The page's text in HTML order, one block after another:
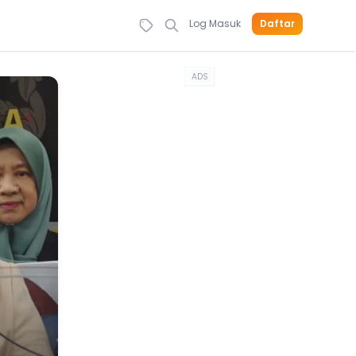
Log Masuk Daftar
ADS